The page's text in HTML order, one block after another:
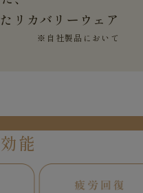
リカバリーウェア
※自社製品において
能